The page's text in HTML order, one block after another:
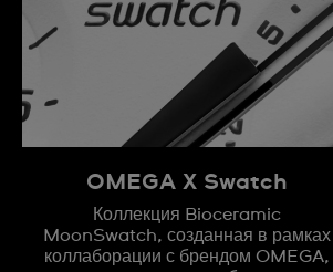
OMEGA X Swatch
Коллекция Bioceramic
MoonSwatch, созданная в рамках
коллаборации с брендом OMEGA,